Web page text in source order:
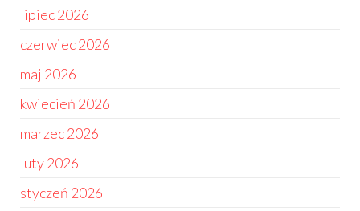
lipiec 2026
czerwiec 2026
maj 2026
kwiecień 2026
marzec 2026
luty 2026
styczeń 2026